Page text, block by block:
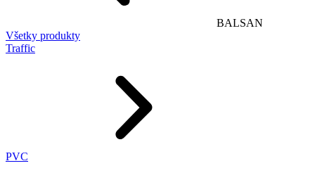
BALSAN
Všetky produkty
Traffic
PVC